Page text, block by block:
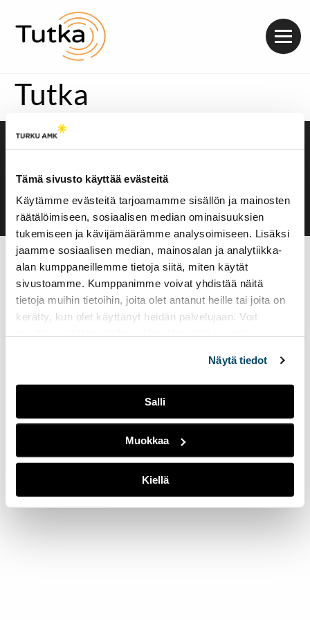
Tämä sivusto käyttää evästeitä
Käytämme evästeitä tarjoamamme sisällön ja mainosten
räätälöimiseen, sosiaalisen median ominaisuuksien
tukemiseen ja kävijämäärämme analysoimiseen. Lisäksi
jaamme sosiaalisen median, mainosalan ja analytiikka-
alan kumppaneillemme tietoja siitä, miten käytät
sivustoamme. Kumppanimme voivat yhdistää näitä
tietoja muihin tietoihin, joita olet antanut heille tai joita on
kerätty, kun olet käyttänyt heidän palvelujaan. Voit
Näytä tiedot
Salli
Muokkaa
Kiellä
Tutka
Saavutettavuusseloste